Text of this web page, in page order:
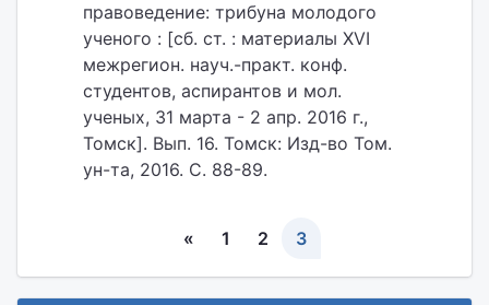
правоведение: трибуна молодого
ученого : [сб. ст. : материалы XVI
межрегион. науч.-практ. конф.
студентов, аспирантов и мол.
ученых, 31 марта - 2 апр. 2016 г.,
Томск]. Вып. 16. Томск: Изд-во Том.
ун-та, 2016. С. 88-89.
« 1 2 3